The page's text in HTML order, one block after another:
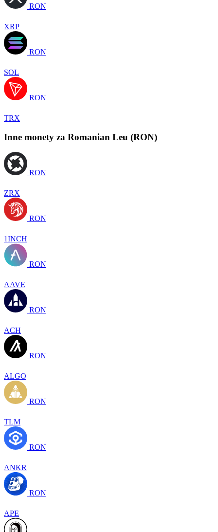
RON
XRP
RON
SOL
RON
TRX
Inne monety za Romanian Leu (RON)
RON
ZRX
RON
1INCH
RON
AAVE
RON
ACH
RON
ALGO
RON
TLM
RON
ANKR
RON
APE